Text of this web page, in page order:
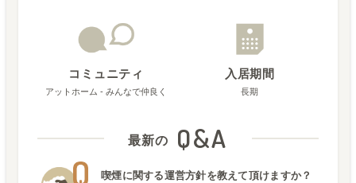
コミュニティ
アットホーム - みんなで仲良く
入居期間
長期
最新の Q&A
喫煙に関する運営方針を教えて頂けますか？